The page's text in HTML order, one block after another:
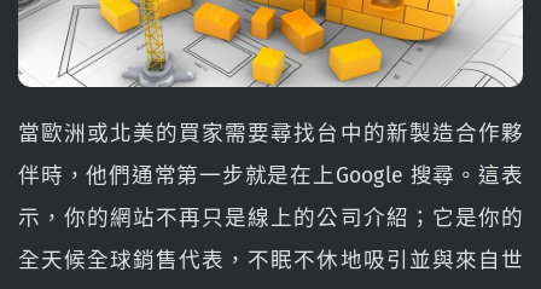
當歐洲或北美的買家需要尋找台中的新製造合作夥
伴時，他們通常第一步就是在上Google 搜尋。這表
示，你的網站不再只是線上的公司介紹；它是你的
全天候全球銷售代表，不眠不休地吸引並與來自世